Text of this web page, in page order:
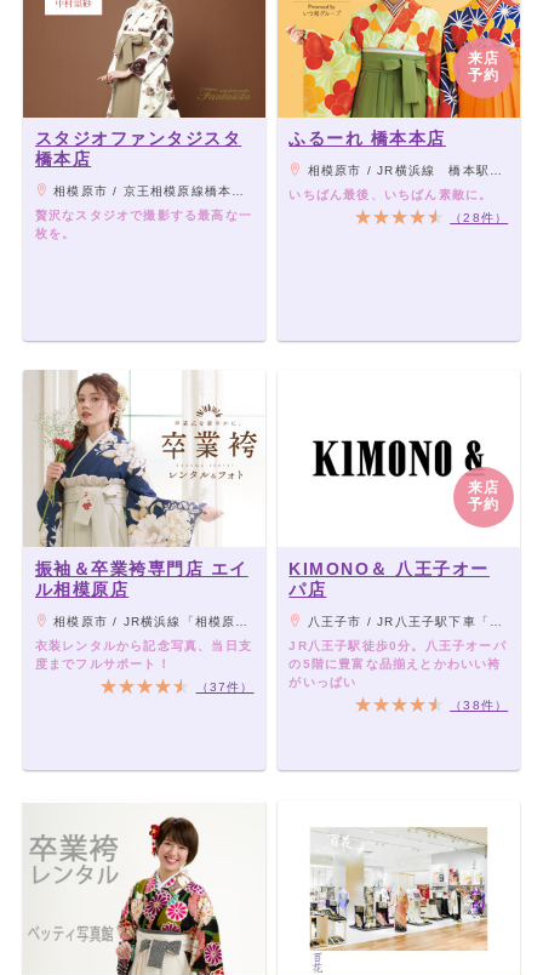
スタジオファンタジスタ
橋本店
相模原市 / 京王相模原線橋本駅1分、JR横浜線橋本駅1分
贅沢なスタジオで撮影する最高な一
枚を。
来店
予約
ふるーれ 橋本本店
相模原市 / JR横浜線 橋本駅より徒歩11分
いちばん最後、いちばん素敵に。
（28件）
振袖＆卒業袴専門店 エイ
ル相模原店
相模原市 / JR横浜線「相模原駅」南口より徒歩6分
衣装レンタルから記念写真、当日支
度までフルサポート！
（37件）
来店
予約
KIMONO＆ 八王子オー
パ店
八王子市 / JR八王子駅下車「南口」徒歩0分。
JR八王子駅徒歩0分。八王子オーパ
の5階に豊富な品揃えとかわいい袴
がいっぱい
（38件）